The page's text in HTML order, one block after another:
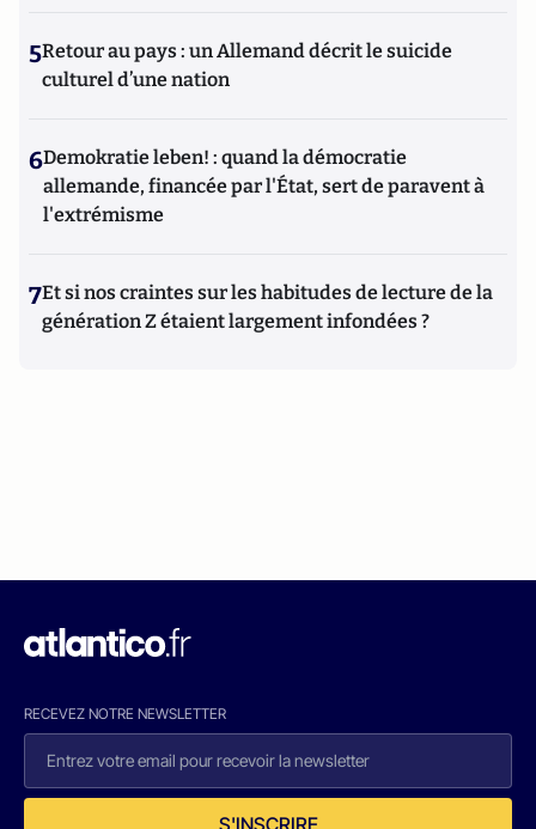
5Retour au pays : un Allemand décrit le suicide
culturel d’une nation
6Demokratie leben! : quand la démocratie
allemande, financée par l'État, sert de paravent à
l'extrémisme
7Et si nos craintes sur les habitudes de lecture de la
génération Z étaient largement infondées ?
RECEVEZ NOTRE NEWSLETTER
S'INSCRIRE